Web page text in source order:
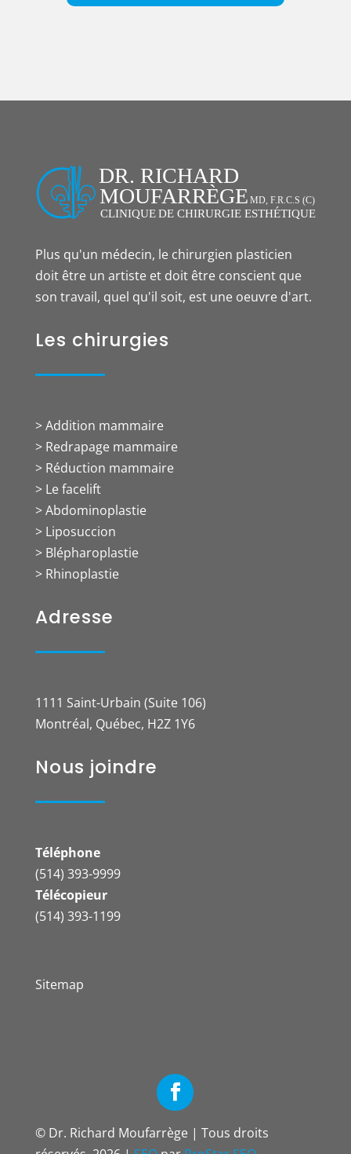
Plus qu'un médecin, le chirurgien plasticien
doit être un artiste et doit être conscient que
son travail, quel qu'il soit, est une oeuvre d'art.
Les chirurgies
> Addition mammaire
> Redrapage mammaire
> Réduction mammaire
> Le facelift
> Abdominoplastie
> Liposuccion
> Blépharoplastie
> Rhinoplastie
Adresse
1111 Saint-Urbain (Suite 106)
Montréal, Québec, H2Z 1Y6
Nous joindre
Téléphone
(514) 393-9999
Télécopieur
(514) 393-1199
Sitemap
© Dr. Richard Moufarrège | Tous droits